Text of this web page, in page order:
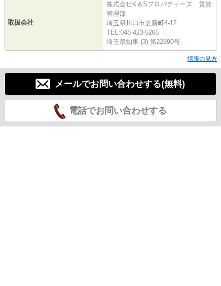
取扱会社
株式会社K＆Sプロパティーズ 賃貸
管理部
埼玉県川口市芝新町4-12
TEL:048-423-5265
埼玉県知事 (3) 第22890号
情報の見方
メールでお問い合わせする(無料)
電話でお問い合わせする